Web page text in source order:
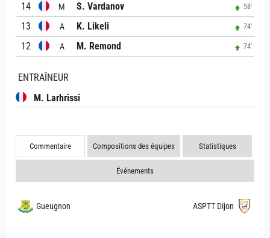
14 M S. Vardanov 58'
13 A K. Likeli 74'
12 A M. Remond 74'
ENTRAÎNEUR
M. Larhrissi
Commentaire Compositions des équipes Statistiques
Événements
Gueugnon ASPTT Dijon